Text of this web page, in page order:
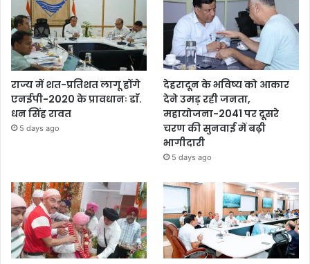
राज्य में शत-प्रतिशत लागू होंगे
एनईपी-2020 के प्रावधानः डाॅ.
धन सिंह रावत
5 days ago
देहरादून के भविष्य को आकार
देने उमड़ रही जनता,
महायोजना-2041 पर दूसरे
चरण की सुनवाई में बढ़ी
भागीदारी
5 days ago